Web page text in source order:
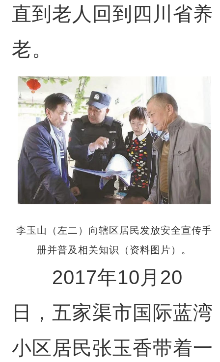
直到老人回到四川省养
老。
李玉山（左二）向辖区居民发放安全宣传手
册并普及相关知识（资料图片）。
2017年10月20
日，五家渠市国际蓝湾
小区居民张玉香带着一